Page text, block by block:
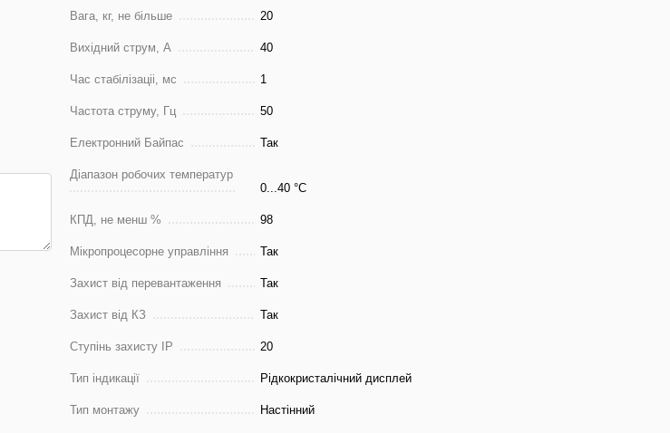
Вага, кг, не більше 20
Вихідний струм, А 40
Час стабілізаціі, мс 1
Частота струму, Гц 50
Електронний Байпас Так
Діапазон робочих температур
0...40 °C
КПД, не менш % 98
Мікропроцесорне управління Так
Захист від перевантаження Так
Захист від КЗ Так
Ступінь захисту IP 20
Тип індикації Рідкокристалічний дисплей
Тип монтажу Настінний